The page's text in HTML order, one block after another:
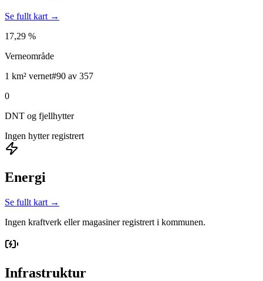
Se fullt kart →
17,29 %
Verneområde
1 km² vernet#90 av 357
0
DNT og fjellhytter
Ingen hytter registrert
Energi
Se fullt kart →
Ingen kraftverk eller magasiner registrert i kommunen.
Infrastruktur